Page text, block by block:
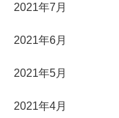
2021年7月
2021年6月
2021年5月
2021年4月